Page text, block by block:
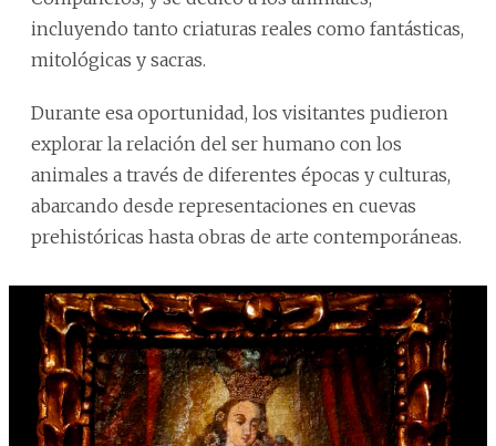
incluyendo tanto criaturas reales como fantásticas,
mitológicas y sacras.
Durante esa oportunidad, los visitantes pudieron
explorar la relación del ser humano con los
animales a través de diferentes épocas y culturas,
abarcando desde representaciones en cuevas
prehistóricas hasta obras de arte contemporáneas.